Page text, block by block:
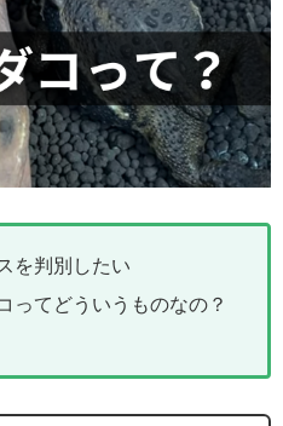
を判別したい
ってどういうものなの？